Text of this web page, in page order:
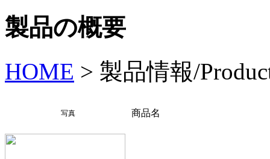
製品の概要
HOME > 製品情報/
写真 商品名